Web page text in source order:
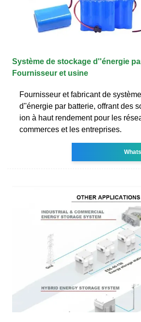
Système de stockage d''énergie
Fournisseur et usine
Fournisseur et fabricant de
d''énergie par batterie, offrant des
ion à haut rendement pour les
commerces et les entreprises.